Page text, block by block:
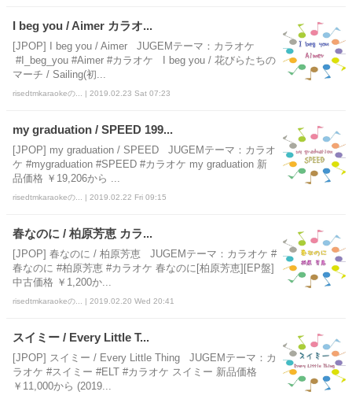
I beg you / Aimer カラオ...
[JPOP] I beg you / Aimer JUGEMテーマ：カラオケ
#I_beg_you #Aimer #カラオケ I beg you / 花びらたちの
マーチ / Sailing(初...
risedtmkaraokeの... | 2019.02.23 Sat 07:23
my graduation / SPEED 199...
[JPOP] my graduation / SPEED JUGEMテーマ：カラオ
ケ #mygraduation #SPEED #カラオケ my graduation 新
品価格 ￥19,206から ...
risedtmkaraokeの... | 2019.02.22 Fri 09:15
春なのに / 柏原芳恵 カラ...
[JPOP] 春なのに / 柏原芳恵 JUGEMテーマ：カラオケ #
春なのに #柏原芳恵 #カラオケ 春なのに[柏原芳恵][EP盤]
中古価格 ￥1,200か...
risedtmkaraokeの... | 2019.02.20 Wed 20:41
スイミー / Every Little T...
[JPOP] スイミー / Every Little Thing JUGEMテーマ：カ
ラオケ #スイミー #ELT #カラオケ スイミー 新品価格
￥11,000から (2019...